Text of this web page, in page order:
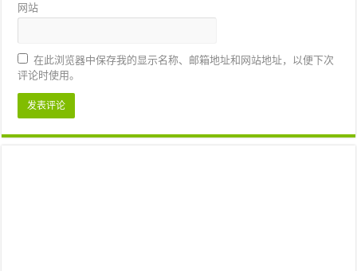
网站
在此浏览器中保存我的显示名称、邮箱地址和网站地址，以便下次
评论时使用。